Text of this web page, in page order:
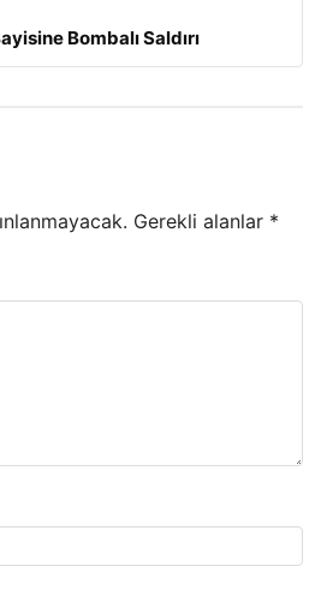
Bombalı Saldırı
Gerekli alanlar *